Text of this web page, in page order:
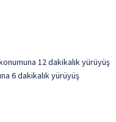
12 dakikalık yürüyüş
6 dakikalık yürüyüş